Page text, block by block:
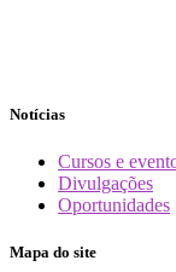
Notícias
Cursos e
Divulgações
Oportunidades
Mapa do site